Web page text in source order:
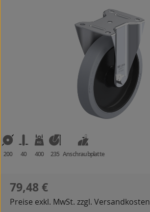
200 40 400 235 Anschraubplatte
Regulärer Preis:
79,48 €
Preise exkl. MwSt. zzgl. Versandkosten